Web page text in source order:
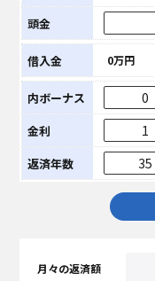
頭金
借入金 0万円
内ボーナス
金利
返済年数
月々の返済額